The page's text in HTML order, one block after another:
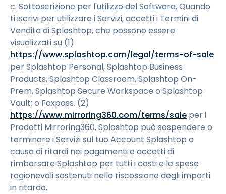
c. Sottoscrizione per l'utilizzo del Software. Quando
ti iscrivi per utilizzare i Servizi, accetti i Termini di
Vendita di Splashtop, che possono essere
visualizzati su (1)
https://www.splashtop.com/legal/terms-of-sale
per Splashtop Personal, Splashtop Business
Products, Splashtop Classroom, Splashtop On-
Prem, Splashtop Secure Workspace o Splashtop
Vault; o Foxpass. (2)
https://www.mirroring360.com/terms/sale per i
Prodotti Mirroring360. Splashtop può sospendere o
terminare i Servizi sul tuo Account Splashtop a
causa di ritardi nei pagamenti e accetti di
rimborsare Splashtop per tutti i costi e le spese
ragionevoli sostenuti nella riscossione degli importi
in ritardo.